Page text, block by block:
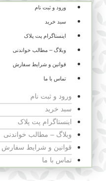
ورود و ثبت نام
سبد خرید
اینستاگرام پت پلاک
وبلاگ – مطالب خواندنی
قوانین و شرایط سفارش
تماس با ما
ورود و ثبت نام
سبد خرید
اینستاگرام پت پلاک
وبلاگ – مطالب خواندنی
قوانین و شرایط سفارش
تماس با ما